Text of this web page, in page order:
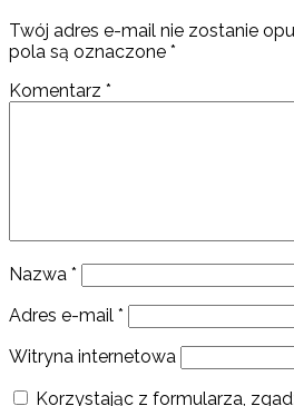
Twój adres e-mail nie zostanie
pola są oznaczone *
Komentarz *
Nazwa *
Adres e-mail *
Witryna internetowa
Korzystając z formularza,